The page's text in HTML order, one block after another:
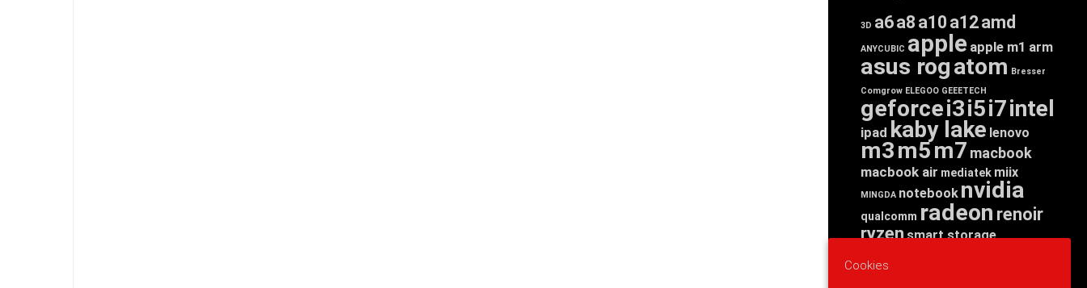
3D a6a8 a10 a12amd
ANYCUBIC apple apple m1 arm
asus rogatom Bresser
Comgrow ELEGOO GEEETECH
geforcei3i5i7intel
ipad kaby lake lenovo
m3m5m7 macbook
macbook air mediatek miix
MINGDA notebook nvidia
qualcomm radeon renoir
ryzensmart storage
threadripper
Cookies